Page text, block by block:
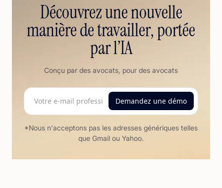
Découvrez une nouvelle
manière de travailler, portée
par l’IA
Conçu par des avocats, pour des avocats
*Nous n'acceptons pas les adresses génériques telles
que Gmail ou Yahoo.